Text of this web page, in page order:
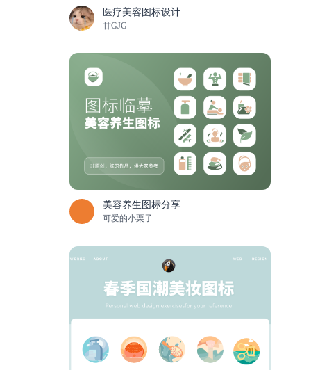
医疗美容图标设计
甘GJG
美容养生图标分享
可爱的小栗子